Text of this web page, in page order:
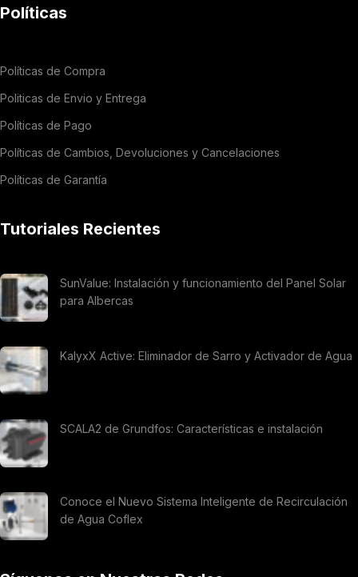
Políticas
Políticas de Compra
Politicas de Envio y Entrega
Políticas de Pago
Políticas de Cambios, Devoluciones y Cancelaciones
Políticas de Garantía
Tutoriales Recientes
SunValue: Instalación y funcionamiento del Panel Solar
para Albercas
KalyxX Active: Eliminador de Sarro y Activador de Agua
SCALA2 de Grundfos: Características e instalación
Conoce el Nuevo Sistema Inteligente de Recirculación
de Agua Coflex